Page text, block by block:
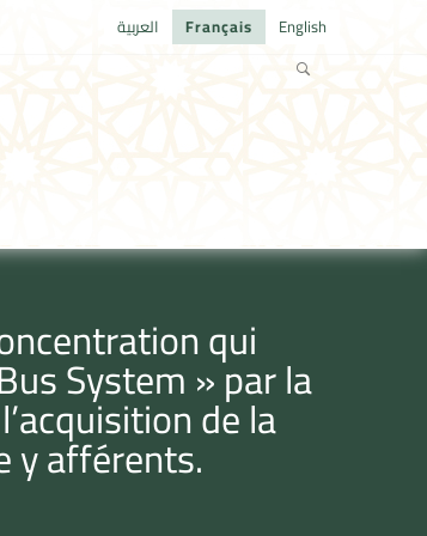
العربية Français English
qui
System » par la
de la
y afférents.